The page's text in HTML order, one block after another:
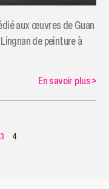
aux œuvres de Guan
de peinture à
En savoir plus>
3 4